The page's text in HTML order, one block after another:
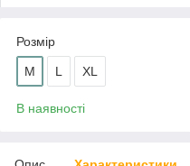
Розмір
M L XL
В наявності